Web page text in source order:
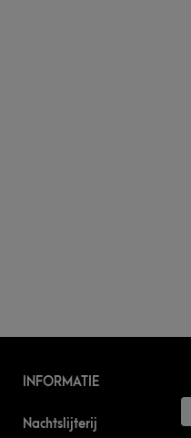
INFORMATIE
Nachtslijterij